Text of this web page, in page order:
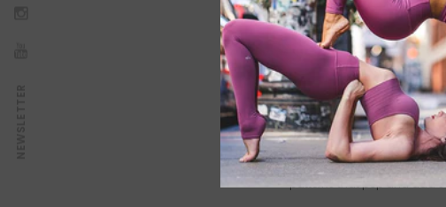
Brezilya’da üretilmiştir.
Bakım talimatı, soğuk su ile
Let your ankles breathe!
a plain waistband sitting
patterns that pop and add